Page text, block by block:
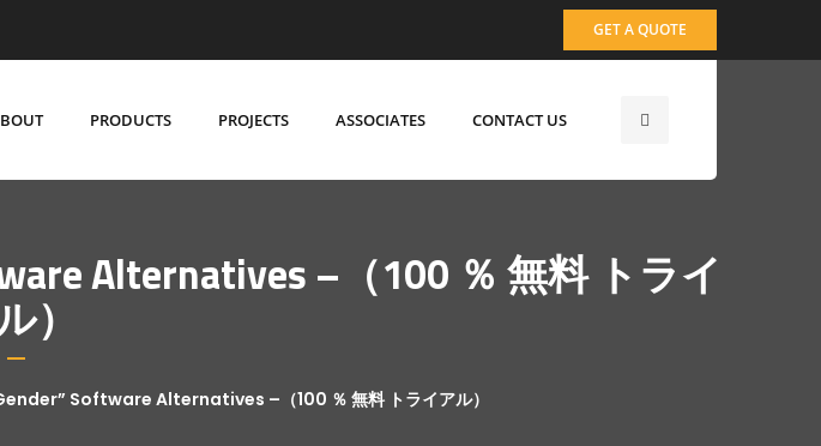
GET A QUOTE
PRODUCTS PROJECTS ASSOCIATES CONTACT US
Alternatives –（100 ％ 無料 トライ
）
Software Alternatives –（100 ％ 無料 トライアル）